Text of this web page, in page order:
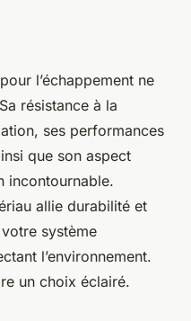
choisir un
pour
l’échappement ne
résistance à la
ses performances
que son aspect
incontournable.
allie durabilité et
système
l’environnement.
un choix éclairé.